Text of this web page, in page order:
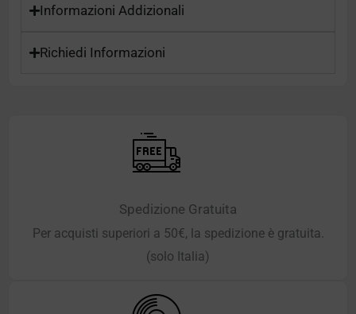
Informazioni Addizionali
Richiedi Informazioni
Spedizione Gratuita
Per acquisti superiori a 50€, la spedizione è gratuita.
(solo Italia)